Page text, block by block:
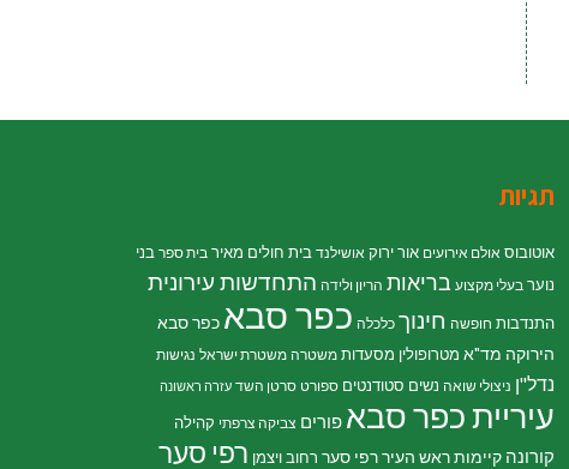
תגיות
אוטובוס אולם אירועים אור ירוק אושילנד בית חולים מאיר בית ספר בני
נוער בעלי מקצוע בריאות הריון ולידה התחדשות עירונית
התנדבות חופשה חינוך כלכלה כפר סבא כפר סבא
הירוקה מד"א מטרופולין מסעדות משטרה משטרת ישראל נגישות
נדל"ן ניצולי שואה נשים סטודנטים ספורט סרטן השד עזרה ראשונה
עיריית כפר סבא פורים צביקה צרפתי קהילה
קורונה קיימותראש העיר רפי סער רחוב ויצמן רפי סער